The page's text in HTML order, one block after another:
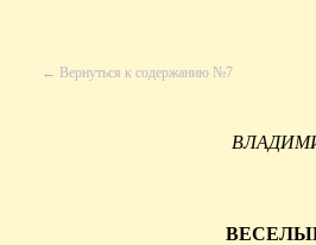
← Вернуться к содержанию №7